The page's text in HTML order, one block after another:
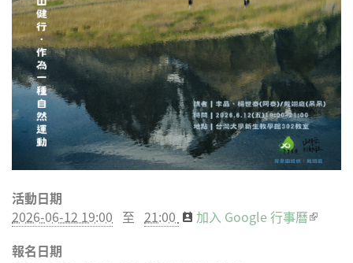
FacebookTwitter
博
Google
Plus
活動日期
2026-06-12 19:00 至 21:00 加入 Google 行事曆(link is
報名日期